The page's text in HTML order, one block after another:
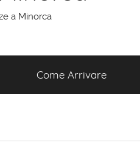
a Minorca
Come Arrivare